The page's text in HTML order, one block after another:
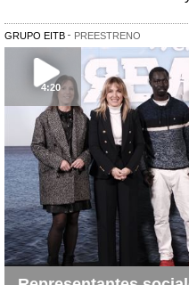
GRUPO EITB PREESTRENO
4:20